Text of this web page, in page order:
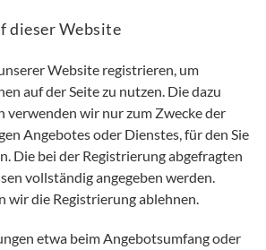
dieser Website
Website registrieren, um
auf der Seite zu nutzen. Die dazu
verwenden wir nur zum Zwecke der
Angebotes oder Dienstes, für den Sie
Die bei der Registrierung abgefragten
vollständig angegeben werden.
wir die Registrierung ablehnen.
etwa beim Angebotsumfang oder